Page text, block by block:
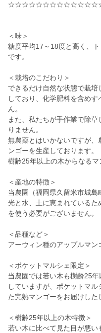
＜味＞
糖度平均17～18度と高く、
です。
＜栽培のこだわり＞
できるだけ自然な状態で栽
しており、化学肥料を含め
ん。
また、私たちが手作業で除
りません。
無農薬とはいかないですが
ンゴーを生産しております。
樹齢25年以上の木からなるマ
＜産地の特徴＞
当農園（福岡県久留米市城
光と水、土に恵まれている
を使う必要がございません。
＜品種など＞
アーウィン種のアップルマン
＜ポケットマルシェ限定＞
当農園では若い木も樹齢25
していますが、ポケットマ
た完熟マンゴーをお届けした
＜樹齢25年以上の木特徴＞
若い木に比べて見た目が悪